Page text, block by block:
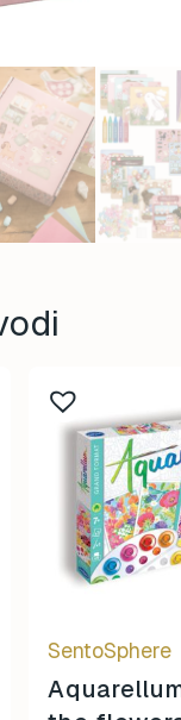
SentoSphere